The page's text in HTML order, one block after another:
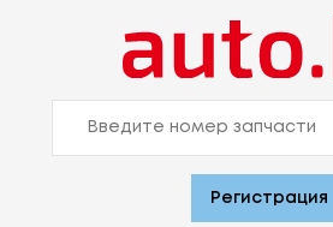
Регистрация